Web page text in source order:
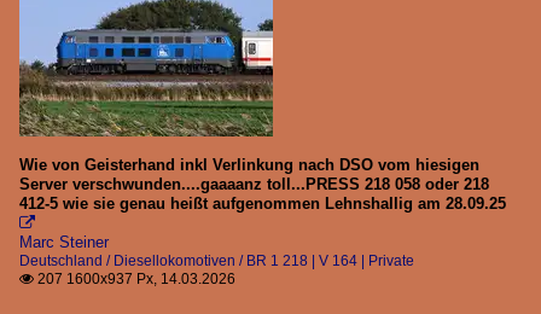
Wie von Geisterhand inkl Verlinkung nach DSO vom hiesigen
Server verschwunden....gaaaanz toll...PRESS 218 058 oder 218
412-5 wie sie genau heißt aufgenommen Lehnshallig am 28.09.25

Marc Steiner
Deutschland / Diesellokomotiven / BR 1 218 | V 164 | Private
 207 1600x937 Px, 14.03.2026